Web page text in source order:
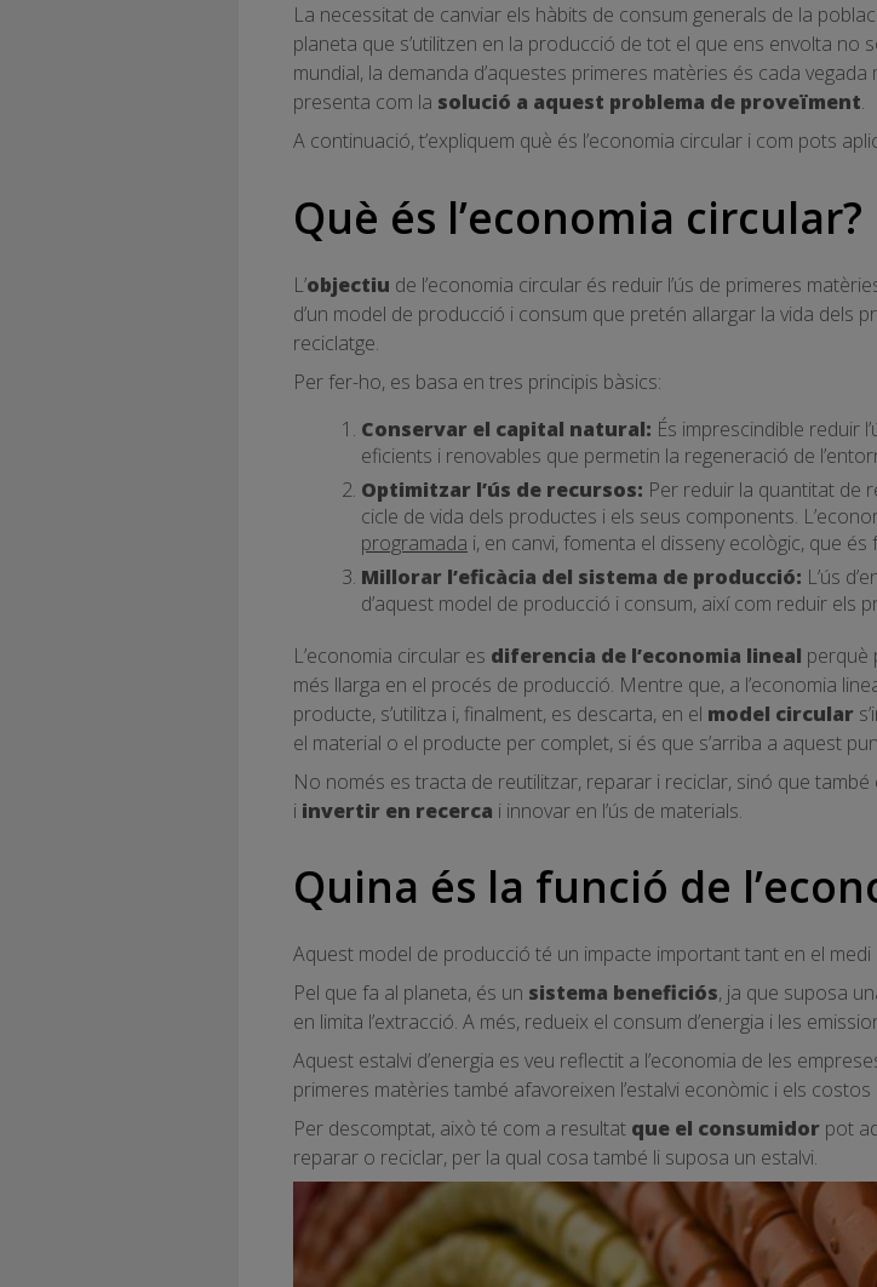
La necessitat de canviar els hàbits de consum generals de la
planeta que s’utilitzen en la producció de tot el que ens envolta no
mundial, la demanda d’aquestes primeres matèries és cada vegada
presenta com la solució a aquest problema de proveïment.
A continuació, t’expliquem què és l’economia circular i com pots
Què és l’economia circular?
L’objectiu de l’economia circular és reduir l’ús de primeres
d’un model de producció i consum que pretén allargar la vida dels
reciclatge.
Per fer-ho, es basa en tres principis bàsics:
Conservar el capital natural: És imprescindible reduir
eficients i renovables que permetin la regeneració de
Optimitzar l’ús de recursos: Per reduir la quantitat de
cicle de vida dels productes i els seus components.
programada i, en canvi, fomenta el disseny ecològic, que és
Millorar l’eficàcia del sistema de producció: L’ús
d’aquest model de producció i consum, així com reduir els
L’economia circular es diferencia de l’economia lineal perquè
més llarga en el procés de producció. Mentre que, a l’economia
producte, s’utilitza i, finalment, es descarta, en el model circular
el material o el producte per complet, si és que s’arriba a aquest
No només es tracta de reutilitzar, reparar i reciclar, sinó que
i invertir en recerca i innovar en l’ús de materials.
Quina és la funció de
Aquest model de producció té un impacte important tant en el medi
Pel que fa al planeta, és un sistema beneficiós, ja que suposa
en limita l’extracció. A més, redueix el consum d’energia i les
Aquest estalvi d’energia es veu reflectit a l’economia de les
primeres matèries també afavoreixen l’estalvi econòmic i els
Per descomptat, això té com a resultat que el consumidor pot
reparar o reciclar, per la qual cosa també li suposa un estalvi.